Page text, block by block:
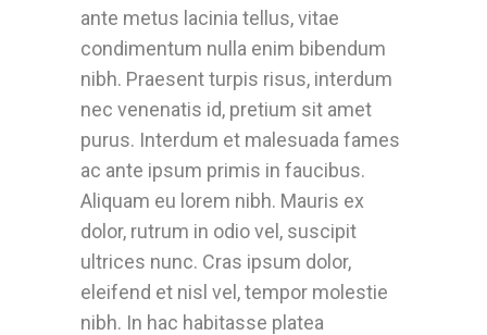
ante metus lacinia tellus, vitae
condimentum nulla enim bibendum
nibh. Praesent turpis risus, interdum
nec venenatis id, pretium sit amet
purus. Interdum et malesuada fames
ac ante ipsum primis in faucibus.
Aliquam eu lorem nibh. Mauris ex
dolor, rutrum in odio vel, suscipit
ultrices nunc. Cras ipsum dolor,
eleifend et nisl vel, tempor molestie
nibh. In hac habitasse platea